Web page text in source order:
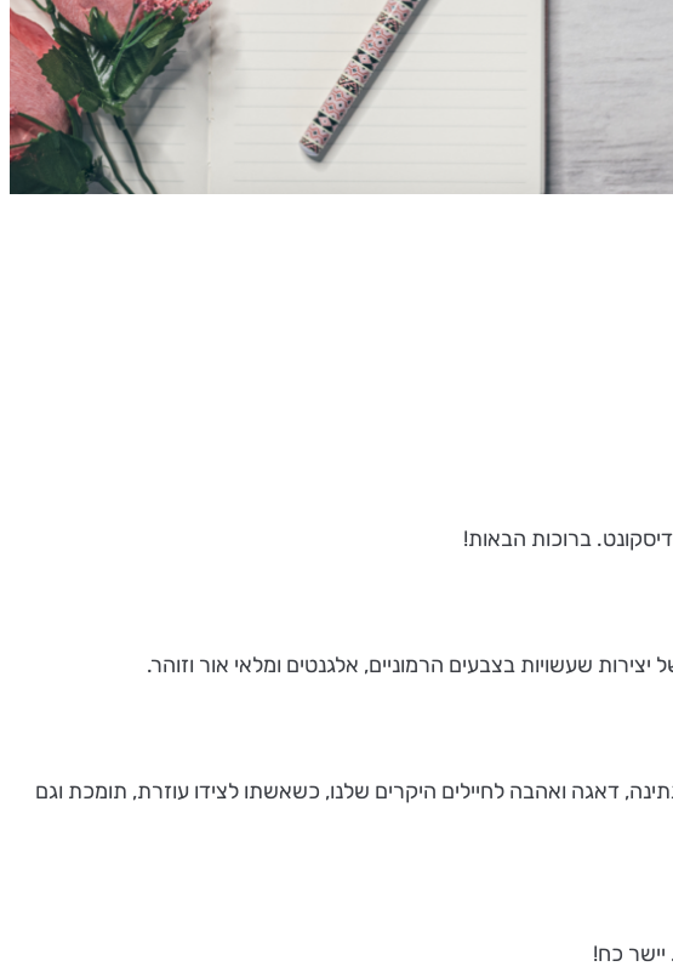
ברוכות הבאות!
שעשויות בצבעים הרמוניים, אלגנטים ומלאי אור וזוהר.
דאגה ואהבה לחיילים היקרים שלנו, כשאשתו לצידו עוזרת, תומכת וגם
יישר כח!